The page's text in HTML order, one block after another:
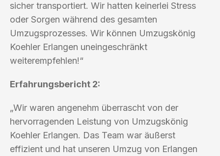
sicher transportiert. Wir hatten keinerlei Stress
oder Sorgen während des gesamten
Umzugsprozesses. Wir können Umzugskönig
Koehler Erlangen uneingeschränkt
weiterempfehlen!“
Erfahrungsbericht 2:
„Wir waren angenehm überrascht von der
hervorragenden Leistung von Umzugskönig
Koehler Erlangen. Das Team war äußerst
effizient und hat unseren Umzug von Erlangen